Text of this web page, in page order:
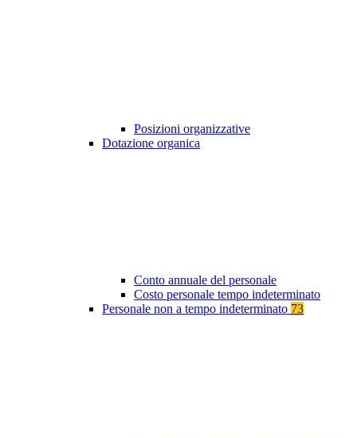
Posizioni organizzative
Dotazione organica
Conto annuale del personale
Costo personale tempo indeterminato
Personale non a tempo indeterminato 73